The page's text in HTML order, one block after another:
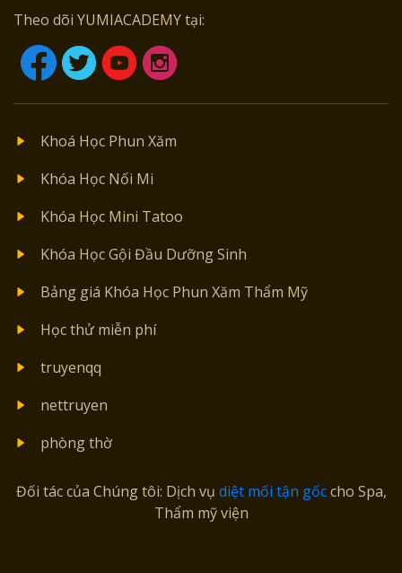
Theo dõi YUMIACADEMY tại:
Khoá Học Phun Xăm
Khóa Học Nối Mi
Khóa Học Mini Tatoo
Khóa Học Gội Đầu Dưỡng Sinh
Bảng giá Khóa Học Phun Xăm Thẩm Mỹ
Học thử miễn phí
truyenqq
nettruyen
phòng thờ
Đối tác của Chúng tôi: Dịch vụ diệt mối tận gốccho Spa,
Thẩm mỹ viện